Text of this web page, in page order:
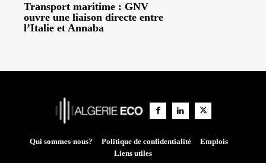
Transport maritime : GNV
ouvre une liaison directe entre
l’Italie et Annaba
Qui sommes-nous? Politique de confidentialité
Emplois
Liens utiles